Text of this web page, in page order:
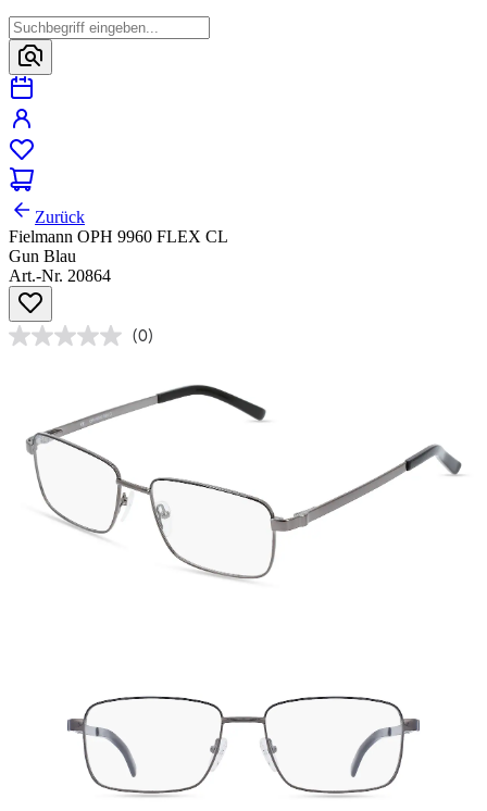
Zurück
Fielmann OPH 9960 FLEX CL
Gun Blau
Art.-Nr. 20864
(0)